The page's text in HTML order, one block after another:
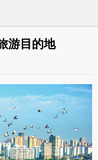
游目的地